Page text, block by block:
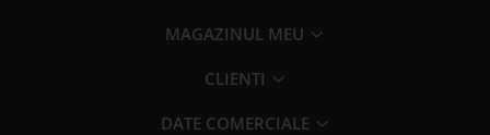
MAGAZINUL MEU
CLIENTI
DATE COMERCIALE